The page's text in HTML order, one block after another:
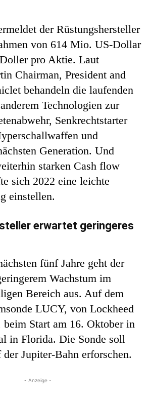
der Rüstungshersteller
von 614 Mio. US-Dollar
pro Aktie. Laut
Chairman, President and
behandeln die laufenden
Technologien zur
Senkrechtstarter
und
Generation. Und
starken Cash flow
sich 2022 eine leichte
einstellen.
erwartet geringeres
fünf Jahre geht der
Wachstum im
Bereich aus. Auf dem
LUCY, von Lockheed
Start am 16. Oktober in
in Florida. Die Sonde soll
Jupiter-Bahn erforschen.
- Anzeige -